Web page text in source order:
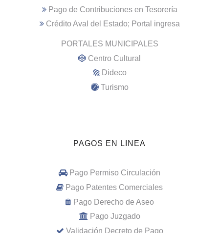
Pago de Contribuciones en Tesorería
Crédito Aval del Estado; Portal ingresa
PORTALES MUNICIPALES
Centro Cultural
Dideco
Turismo
PAGOS EN LINEA
Pago Permiso Circulación
Pago Patentes Comerciales
Pago Derecho de Aseo
Pago Juzgado
Validación Decreto de Pago